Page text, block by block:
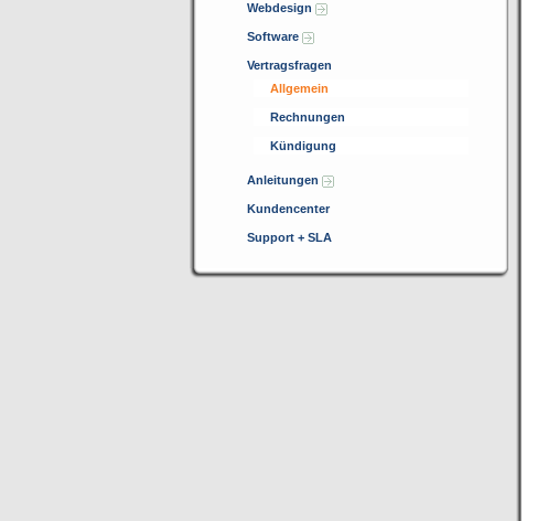
Webdesign
Software
Vertragsfragen
Allgemein
Rechnungen
Kündigung
Anleitungen
Kundencenter
Support + SLA